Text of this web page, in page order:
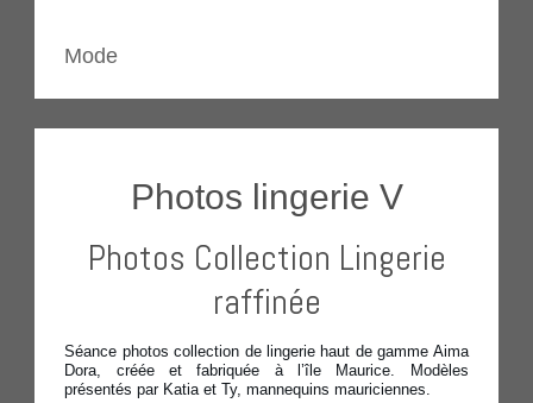
Mode
Photos lingerie V
Photos Collection Lingerie
raffinée
Séance photos collection de lingerie haut de gamme Aima
Dora, créée et fabriquée à l’île Maurice. Modèles
présentés par Katia et Ty, mannequins mauriciennes.